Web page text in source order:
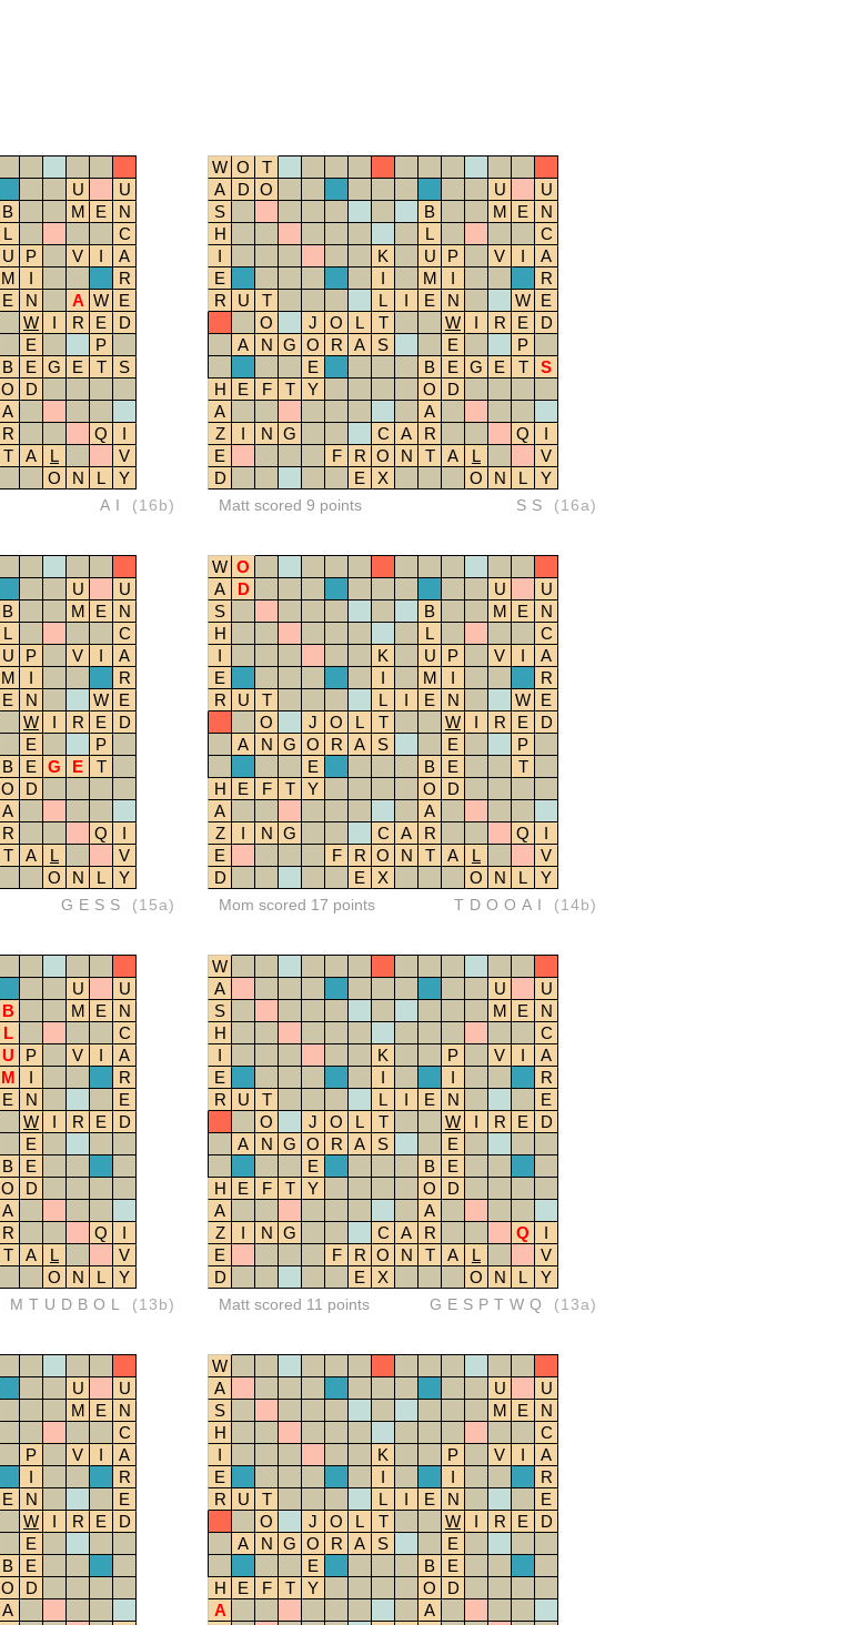
U
U
B M E
N
L
C
U P V I
A
M I
R
E N A W E
W I R E
D
E
P
B E G E T
S
O
D
A
R Q
I
T A L
V
O N L Y
AI (16b)
W O
T
A
D O U
U
S
B M E
N
H
L
C
I
K U P V I
A
E
I M I
R
R
U T L I E N W E
O
J O L T W I R E
D
A
N G O R A S E
P
E
B E G E T
S
H
E F T Y O
D
A
A
Z
I N G C A R Q
I
E
F R O N T A L
V
D
E X O N L Y
Matt scored 9 points SS (16a)
U
U
B M E
N
L
C
U P V I
A
M I
R
E N W E
W I R E
D
E
P
B E G E
T
O
D
A
R Q
I
T A L
V
O N L Y
GESS (15a)
W O
A
D U
U
S
B M E
N
H
L
C
I
K U P V I
A
E
I M I
R
R
U T L I E N W E
O
J O L T W I R E
D
A
N G O R A S E
P
E
B E
T
H
E F T Y O
D
A
A
Z
I N G C A R Q
I
E
F R O N T A L
V
D
E X O N L Y
Mom scored 17 points TDOOAI (14b)
U
U
B M E
N
L
C
U P V I
A
M I
R
E N
E
W I R E
D
E
B
E
O
D
A
R Q
I
T A L
V
O N L Y
MTUDBOL (13b)
W
A
U
U
S
M E
N
H
C
I
K P V I
A
E
I I
R
R
U T L I E N
E
O
J O L T W I R E
D
A
N G O R A S
E
E
B
E
H
E F T Y O
D
A
A
Z
I N G C A R Q
I
E
F R O N T A L
V
D
E X O N L Y
Matt scored 11 points GESPTWQ (13a)
U
U
M E
N
C
P V I
A
I
R
E N
E
W I R E
D
E
B
E
O
D
A
W
A
U
U
S
M E
N
H
C
I
K P V I
A
E
I I
R
R
U T L I E N
E
O
J O L T W I R E
D
A
N G O R A S
E
E
B
E
H
E F T Y O
D
A
A